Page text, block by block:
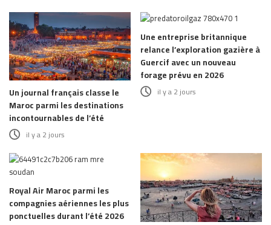
Un journal français classe le
Maroc parmi les destinations
incontournables de l’été
il y a 2 jours
Une entreprise britannique
relance l’exploration gazière à
Guercif avec un nouveau
forage prévu en 2026
il y a 2 jours
Royal Air Maroc parmi les
compagnies aériennes les plus
ponctuelles durant l’été 2026